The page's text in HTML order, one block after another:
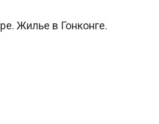
Жилье в Гонконге.